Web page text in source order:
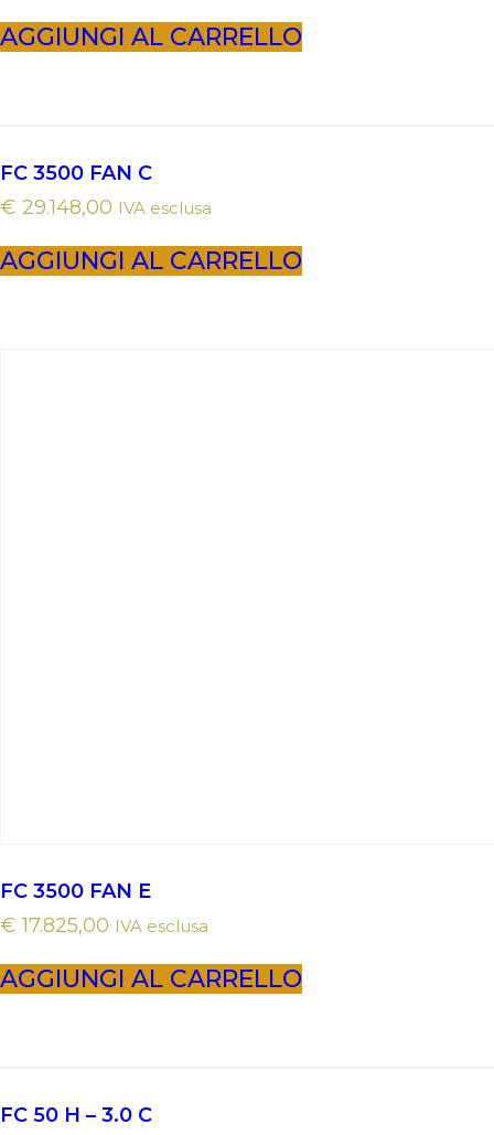
AGGIUNGI AL CARRELLO
FC 3500 FAN C
€ 29.148,00 IVA esclusa
AGGIUNGI AL CARRELLO
FC 3500 FAN E
€ 17.825,00 IVA esclusa
AGGIUNGI AL CARRELLO
FC 50 H – 3.0 C